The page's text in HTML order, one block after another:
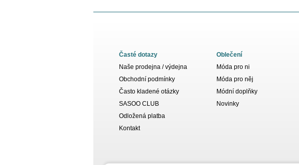
Časté dotazy
Naše prodejna / výdejna
Obchodní podmínky
Často kladené otázky
SASOO CLUB
Odložená platba
Kontakt
Oblečení
Móda pro ni
Móda pro něj
Módní doplňky
Novinky